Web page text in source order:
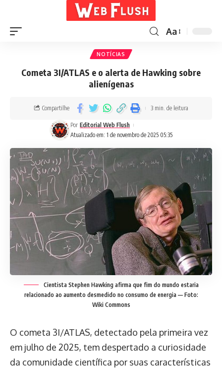
Aa
NOTÍCIAS
Cometa 3I/ATLAS e o alerta de Hawking sobre
alienígenas
Atualizado em: 1 de novembro de 2025 05:35
Por Editorial Web Flush
Compartilhe 3 min. de leitura
Cientista Stephen Hawking afirma que fim do mundo estaria
relacionado ao aumento desmedido no consumo de energia — Foto:
Wiki Commons
O cometa 3I/ATLAS, detectado pela primeira vez
em julho de 2025, tem despertado a curiosidade
da comunidade científica por suas características